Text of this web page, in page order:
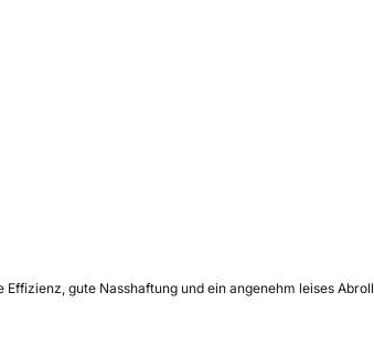
gute Nasshaftung und ein angenehm leises